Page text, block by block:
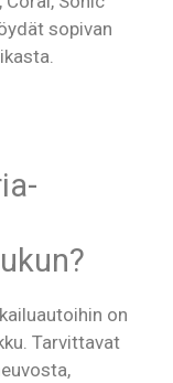
sopivan
on
Tarvittavat